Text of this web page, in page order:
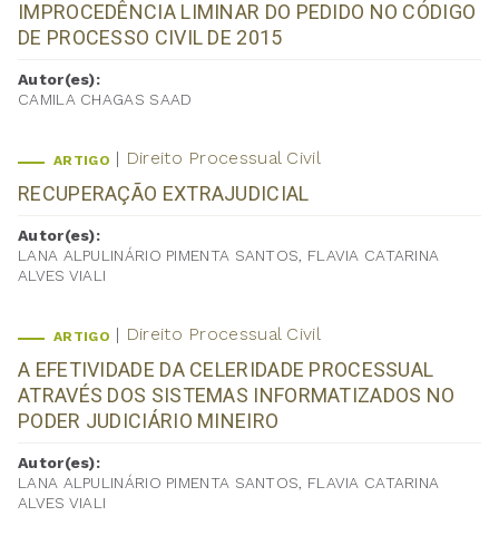
IMPROCEDÊNCIA LIMINAR DO PEDIDO NO CÓDIGO
DE PROCESSO CIVIL DE 2015
Autor(es):
CAMILA CHAGAS SAAD
ARTIGO Direito Processual Civil
RECUPERAÇÃO EXTRAJUDICIAL
Autor(es):
LANA ALPULINÁRIO PIMENTA SANTOS, FLAVIA CATARINA
ALVES VIALI
ARTIGO Direito Processual Civil
A EFETIVIDADE DA CELERIDADE PROCESSUAL
ATRAVÉS DOS SISTEMAS INFORMATIZADOS NO
PODER JUDICIÁRIO MINEIRO
Autor(es):
LANA ALPULINÁRIO PIMENTA SANTOS, FLAVIA CATARINA
ALVES VIALI